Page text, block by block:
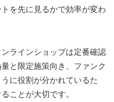
を先に見るかで効率が変わ
ラインショップは定番確認
と限定施策向き、ファンク
に役割が分かれているた
ことが大切です。